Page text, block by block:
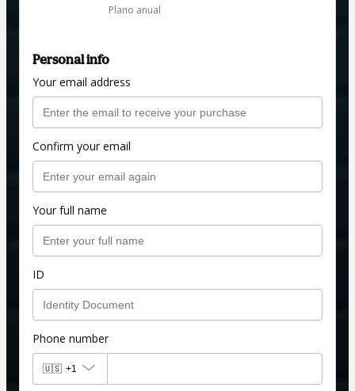
Plano anual
Personal info
Your email address
Confirm your email
Your full name
ID
Phone number
🇺🇸 +1